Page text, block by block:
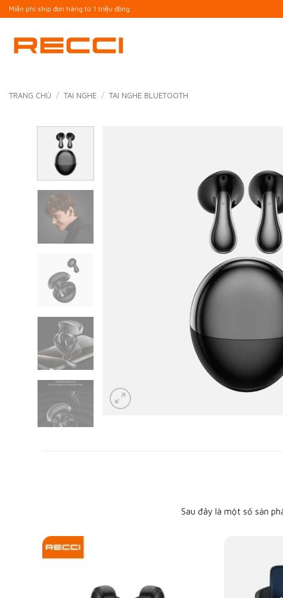
Bỏ
qua
dung
Miễn phí ship đơn hàng từ 1 triệu đồng
TRANG CHỦ / TAI NGHE / TAI NGHE BLUETOOTH
Sau đây là một số sản